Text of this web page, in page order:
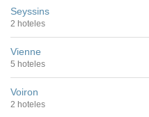
Seyssins
2 hoteles
Vienne
5 hoteles
Voiron
2 hoteles